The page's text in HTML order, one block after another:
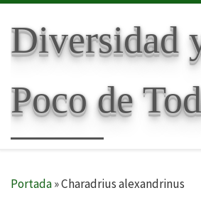
Diversidad
Poco de
Portada»Charadrius alexandrinus